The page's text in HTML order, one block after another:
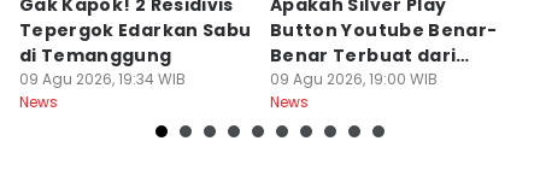
Gak Kapok! 2 Residivis
Tepergok Edarkan Sabu
di Temanggung
09 Agu 2026, 19:34 WIB
News
Apakah Silver Play
Button Youtube Benar-
Benar Terbuat dari
Perak Murni? Ini
Faktanya
09 Agu 2026, 19:00 WIB
News